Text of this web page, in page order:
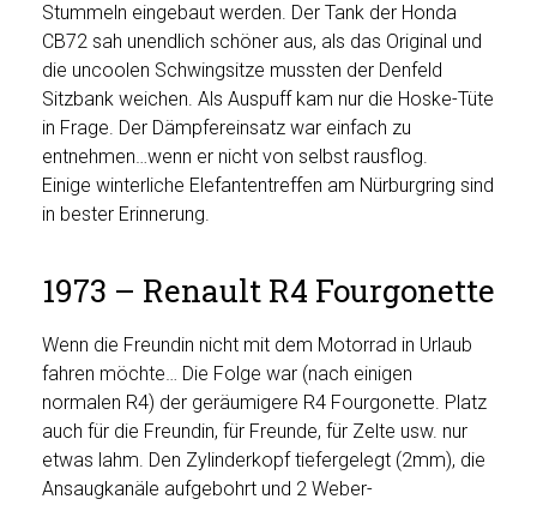
Stummeln eingebaut werden. Der Tank der Honda
CB72 sah unendlich schöner aus, als das Original und
die uncoolen Schwingsitze mussten der Denfeld
Sitzbank weichen. Als Auspuff kam nur die Hoske-Tüte
in Frage. Der Dämpfereinsatz war einfach zu
entnehmen…wenn er nicht von selbst rausflog.
Einige winterliche Elefantentreffen am Nürburgring sind
in bester Erinnerung.
1973 – Renault R4 Fourgonette
Wenn die Freundin nicht mit dem Motorrad in Urlaub
fahren möchte… Die Folge war (nach einigen
normalen R4) der geräumigere R4 Fourgonette. Platz
auch für die Freundin, für Freunde, für Zelte usw. nur
etwas lahm. Den Zylinderkopf tiefergelegt (2mm), die
Ansaugkanäle aufgebohrt und 2 Weber-